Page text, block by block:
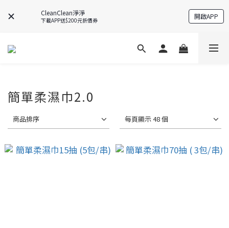
CleanClean淨淨
下載APP送$200元折價券 開啟APP
簡單柔濕巾2.0
商品排序 每頁顯示 48 個